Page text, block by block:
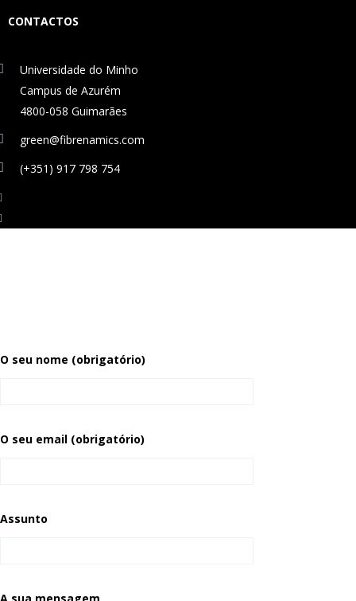
CONTACTOS
Universidade do Minho
Campus de Azurém
4800-058 Guimarães
green@fibrenamics.com
(+351) 917 798 754
O seu nome (obrigatório)
O seu email (obrigatório)
Assunto